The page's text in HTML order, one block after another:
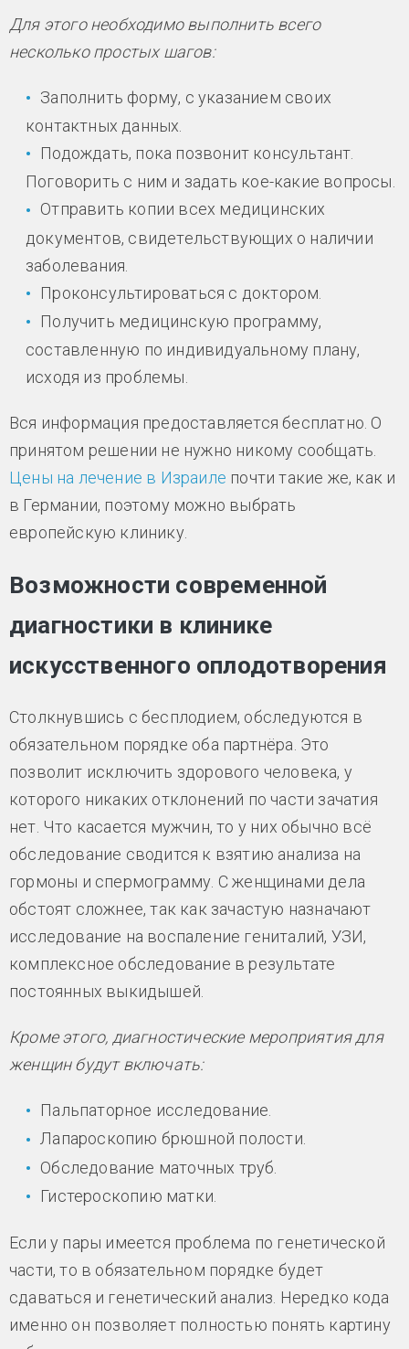
Для этого необходимо выполнить всего
несколько простых шагов:
Заполнить форму, с указанием своих
контактных данных.
Подождать, пока позвонит консультант.
Поговорить с ним и задать кое-какие вопросы.
Отправить копии всех медицинских
документов, свидетельствующих о наличии
заболевания.
Проконсультироваться с доктором.
Получить медицинскую программу,
составленную по индивидуальному плану,
исходя из проблемы.
Вся информация предоставляется бесплатно. О
принятом решении не нужно никому сообщать.
Цены на лечение в Израиле почти такие же, как и
в Германии, поэтому можно выбрать
европейскую клинику.
Возможности современной
диагностики в клинике
искусственного оплодотворения
Столкнувшись с бесплодием, обследуются в
обязательном порядке оба партнёра. Это
позволит исключить здорового человека, у
которого никаких отклонений по части зачатия
нет. Что касается мужчин, то у них обычно всё
обследование сводится к взятию анализа на
гормоны и спермограмму. С женщинами дела
обстоят сложнее, так как зачастую назначают
исследование на воспаление гениталий, УЗИ,
комплексное обследование в результате
постоянных выкидышей.
Кроме этого, диагностические мероприятия для
женщин будут включать:
Пальпаторное исследование.
Лапароскопию брюшной полости.
Обследование маточных труб.
Гистероскопию матки.
Если у пары имеется проблема по генетической
части, то в обязательном порядке будет
сдаваться и генетический анализ. Нередко кода
именно он позволяет полностью понять картину